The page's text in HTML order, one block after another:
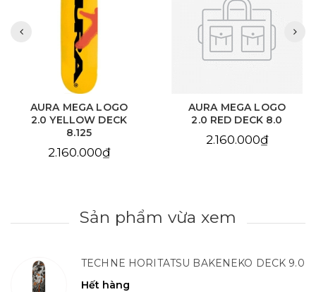
AURA MEGA LOGO
2.0 YELLOW DECK
8.125
2.160.000₫
AURA MEGA LOGO
2.0 RED DECK 8.0
2.160.000₫
Sản phẩm vừa xem
TECHNE HORITATSU BAKENEKO DECK 9.0
Hết hàng